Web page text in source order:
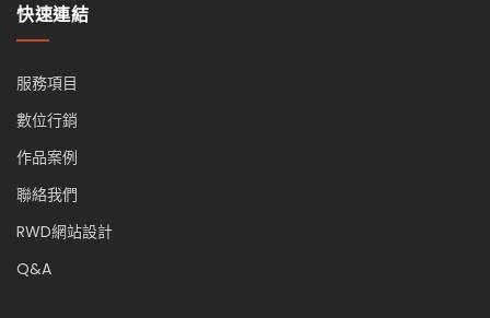
快速連結
服務項目
數位行銷
作品案例
聯絡我們
RWD網站設計
Q&A